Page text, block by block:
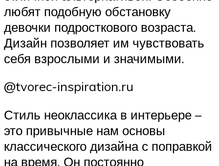
любят подобную обстановку
девочки подросткового возраста.
Дизайн позволяет им чувствовать
себя взрослыми и значимыми.
@tvorec-inspiration.ru
Стиль неоклассика в интерьере –
это привычные нам основы
классического дизайна с поправкой
на время. Он постоянно